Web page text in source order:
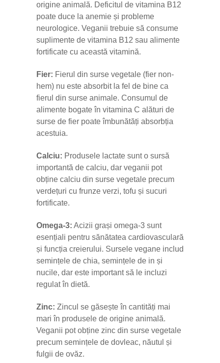
origine animală. Deficitul de vitamina B12
poate duce la anemie și probleme
neurologice. Veganii trebuie să consume
suplimente de vitamina B12 sau alimente
fortificate cu această vitamină.
Fier: Fierul din surse vegetale (fier non-
hem) nu este absorbit la fel de bine ca
fierul din surse animale. Consumul de
alimente bogate în vitamina C alături de
surse de fier poate îmbunătăți absorbția
acestuia.
Calciu: Produsele lactate sunt o sursă
importantă de calciu, dar veganii pot
obține calciu din surse vegetale precum
verdețuri cu frunze verzi, tofu și sucuri
fortificate.
Omega-3: Acizii grași omega-3 sunt
esențiali pentru sănătatea cardiovasculară
și funcția creierului. Sursele vegane includ
semințele de chia, semințele de in și
nucile, dar este important să le incluzi
regulat în dietă.
Zinc: Zincul se găsește în cantități mai
mari în produsele de origine animală.
Veganii pot obține zinc din surse vegetale
precum semințele de dovleac, năutul și
fulgii de ovăz.